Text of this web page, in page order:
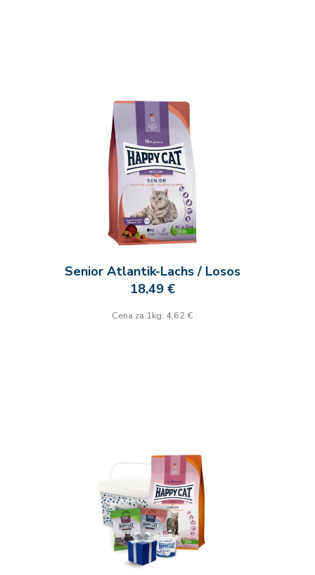
Senior Atlantik-Lachs / Losos
18,49 €
Cena za 1kg: 4,62 €